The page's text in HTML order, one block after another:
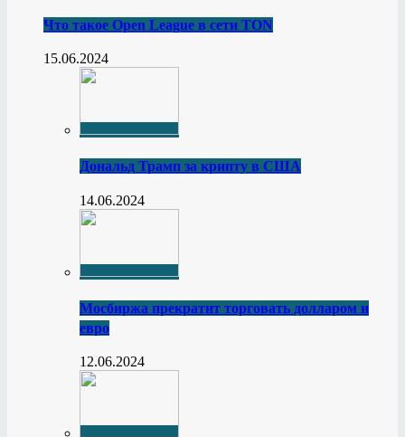
Что такое Open League в сети TON
15.06.2024
Дональд Трамп за крипту в США
14.06.2024
Мосбиржа прекратит торговать долларом и
евро
12.06.2024